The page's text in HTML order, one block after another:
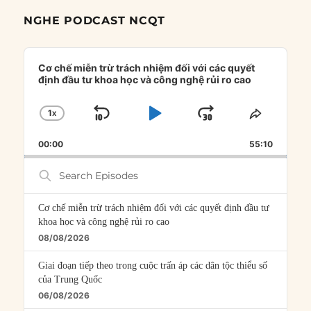
NGHE PODCAST NCQT
Audio
Player
Cơ chế miễn trừ trách nhiệm đối với các quyết
định đầu tư khoa học và công nghệ rủi ro cao
CHANGE
RATE
1X
SKIP
PLAYJUMP
FORWARD
SHARE
00:00 55:10
Search
Episodes
Cơ chế miễn trừ trách nhiệm đối với các quyết định đầu tư
khoa học và công nghệ rủi ro cao
08/08/2026
Giai đoạn tiếp theo trong cuộc trấn áp các dân tộc thiểu số
của Trung Quốc
06/08/2026